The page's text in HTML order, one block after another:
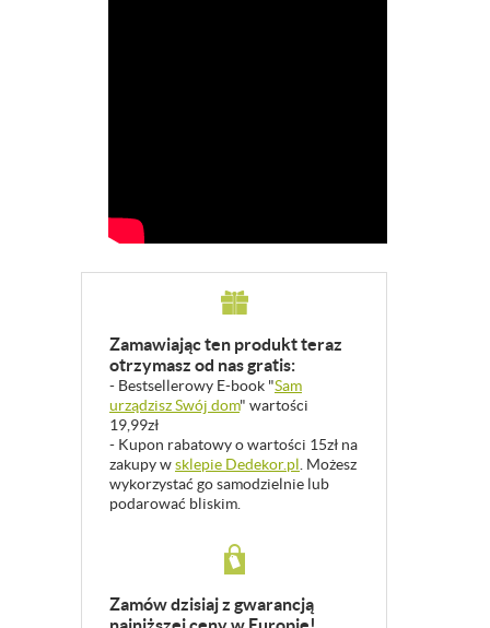
Zamawiając ten produkt teraz
otrzymasz od nas gratis:
- Bestsellerowy E-book "Sam
urządzisz Swój dom" wartości
19,99zł
- Kupon rabatowy o wartości 15zł na
zakupy wsklepie Dedekor.pl. Możesz
wykorzystać go samodzielnie lub
podarować bliskim.
Zamów dzisiaj z gwarancją